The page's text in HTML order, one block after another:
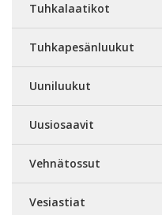
Tuhkalaatikot
Tuhkapesänluukut
Uuniluukut
Uusiosaavit
Vehnätossut
Vesiastiat